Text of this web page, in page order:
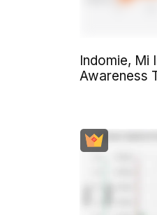
Indomie, Mi
Awareness